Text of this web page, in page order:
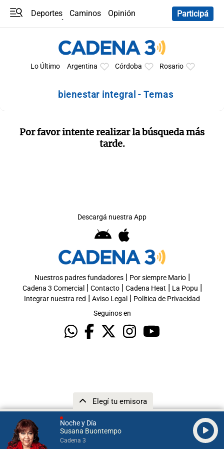
Noche y Día
Susana Buontempo
Cadena 3
Elegí tu emisora
Deportes Caminos
Opinión
Participá
Lo Último Argentina Córdoba Rosario
bienestar integral - Temas
Por favor intente realizar la búsqueda más
tarde.
Descargá nuestra App
Nuestros padres fundadores| Por siempre Mario|
Cadena 3 Comercial | Contacto| Cadena Heat | La Popu |
Integrar nuestra red | Aviso Legal | Política de Privacidad
Seguinos en